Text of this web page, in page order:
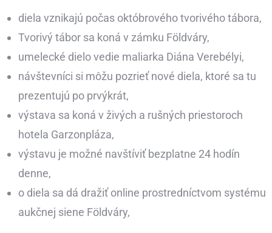
diela vznikajú počas októbrového tvorivého tábora,
Tvorivý tábor sa koná v zámku Földváry,
umelecké dielo vedie maliarka Diána Verebélyi,
návštevníci si môžu pozrieť nové diela, ktoré sa tu
prezentujú po prvýkrát,
výstava sa koná v živých a rušných priestoroch
hotela Garzonpláza,
výstavu je možné navštíviť bezplatne 24 hodín
denne,
o diela sa dá dražiť online prostredníctvom systému
aukčnej siene Földváry,